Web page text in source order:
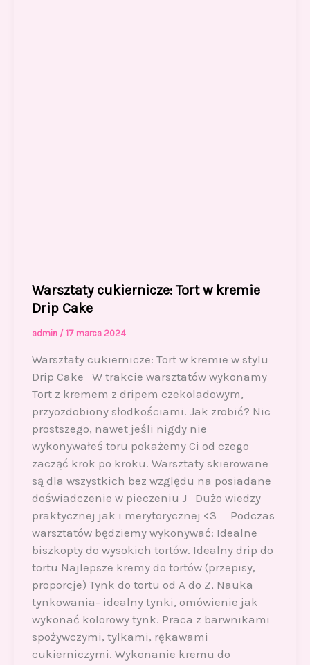
Warsztaty cukiernicze: Tort w kremie
Drip Cake
admin / 17 marca 2024
Warsztaty cukiernicze: Tort w kremie w stylu
Drip Cake W trakcie warsztatów wykonamy
Tort z kremem z dripem czekoladowym,
przyozdobiony słodkościami. Jak zrobić? Nic
prostszego, nawet jeśli nigdy nie
wykonywałeś toru pokażemy Ci od czego
zacząć krok po kroku. Warsztaty skierowane
są dla wszystkich bez względu na posiadane
doświadczenie w pieczeniu J Dużo wiedzy
praktycznej jak i merytorycznej <3 Podczas
warsztatów będziemy wykonywać: Idealne
biszkopty do wysokich tortów. Idealny drip do
tortu Najlepsze kremy do tortów (przepisy,
proporcje) Tynk do tortu od A do Z, Nauka
tynkowania- idealny tynki, omówienie jak
wykonać kolorowy tynk. Praca z barwnikami
spożywczymi, tylkami, rękawami
cukierniczymi. Wykonanie kremu do